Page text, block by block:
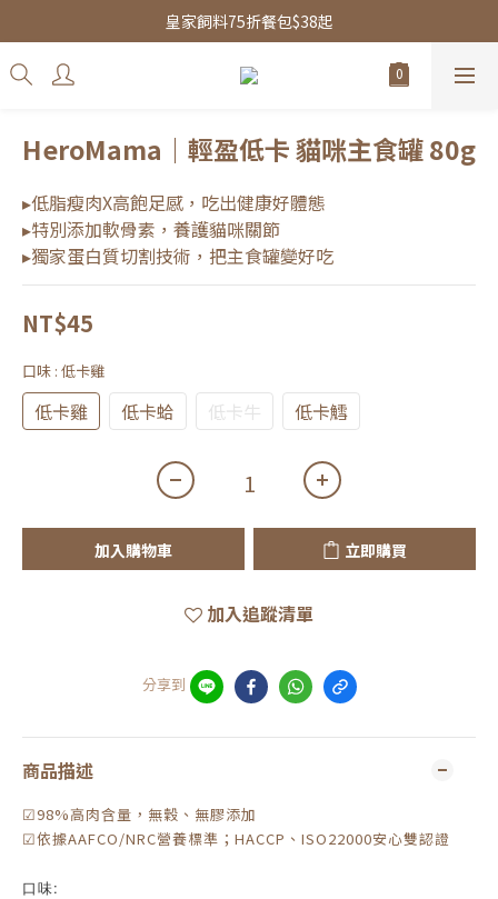
皇家飼料75折餐包$38起
皇家飼料75折餐包$38起
水魔素限時團購優惠
HeroMama｜輕盈低卡 貓咪主食罐 80g
▸低脂瘦肉X高飽足感，吃出健康好體態
▸特別添加軟骨素，養護貓咪關節
▸獨家蛋白質切割技術，把主食罐變好吃
NT$45
口味 : 低卡雞
低卡雞 低卡蛤 低卡牛 低卡鱈
加入購物車 立即購買
加入追蹤清單
分享到
商品描述
☑98%高肉含量，無穀、無膠添加
☑依據AAFCO/NRC營養標準；HACCP、ISO22000安心雙認證
口味: